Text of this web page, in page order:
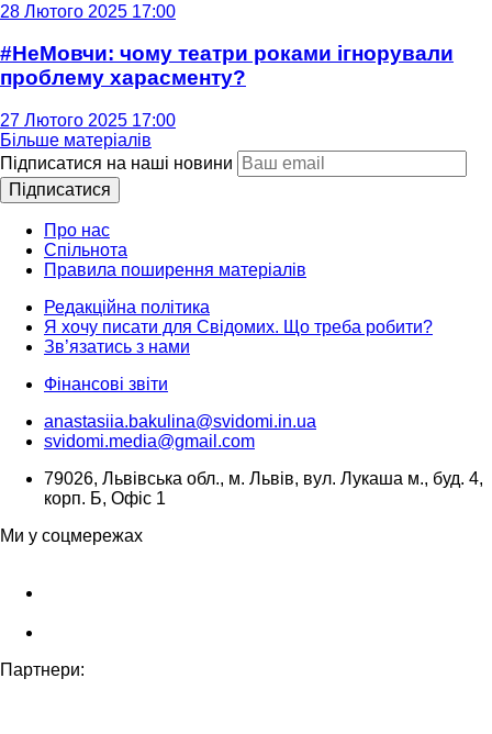
28 Лютого 2025 17:00
#НеМовчи: чому театри роками ігнорували
проблему харасменту?
27 Лютого 2025 17:00
Більше матеріалів
Підписатися на наші новини
Підписатися
Про нас
Спільнота
Правила поширення матеріалів
Редакційна політика
Я хочу писати для Свідомих. Що треба робити?
Зв’язатись з нами
Фінансові звіти
anastasiia.bakulina@svidomi.in.ua
svidomi.media@gmail.com
79026, Львівська обл., м. Львів, вул. Лукаша м., буд. 4,
корп. Б, Офіс 1
Ми у соцмережах
Партнери: